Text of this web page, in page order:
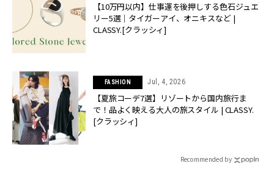
【10万円以内】仕事運を後押しする色石ジュエ
リー5選｜タイガーアイ、オニキスなど |
CLASSY.[クラッシィ]
FASHION Jul, 4, 2026
【夏旅コーデ7選】リゾートから国内旅行ま
で！品よく映える大人の旅スタイル | CLASSY.
[クラッシィ]
Recommended by